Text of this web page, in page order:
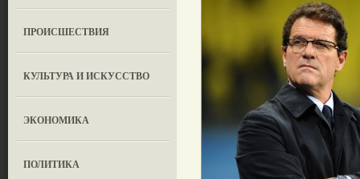
ПРОИСШЕСТВИЯ
КУЛЬТУРА И ИСКУССТВО
ЭКОНОМИКА
ПОЛИТИКА